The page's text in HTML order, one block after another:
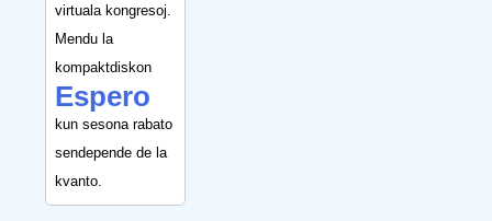
virtuala kongresoj.
Mendu la
kompaktdiskon
Espero
kun sesona rabato
sendepende de la
kvanto.